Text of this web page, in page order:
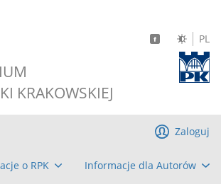
KRAKOWSKIEJ
PL
o RPK Informacje dla Autorów
Zaloguj